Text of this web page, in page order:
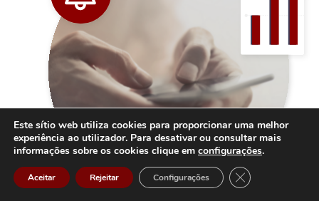
V001
Este sítio web utiliza cookies para proporcionar uma melhor
experiência ao utilizador. Para desativar ou consultar mais
informações sobre os cookies clique em configurações.
Aceitar Rejeitar Configurações Close GDPR